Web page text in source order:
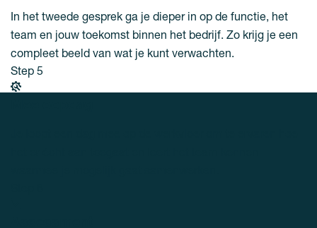
In het tweede gesprek ga je dieper in op de functie, het
team en jouw toekomst binnen het bedrijf. Zo krijg je een
compleet beeld van wat je kunt verwachten.
Step 5